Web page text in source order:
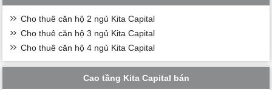
Cho thuê căn hộ 2 ngủ Kita Capital
Cho thuê căn hộ 3 ngủ Kita Capital
Cho thuê căn hộ 4 ngủ Kita Capital
Cao tầng Kita Capital bán